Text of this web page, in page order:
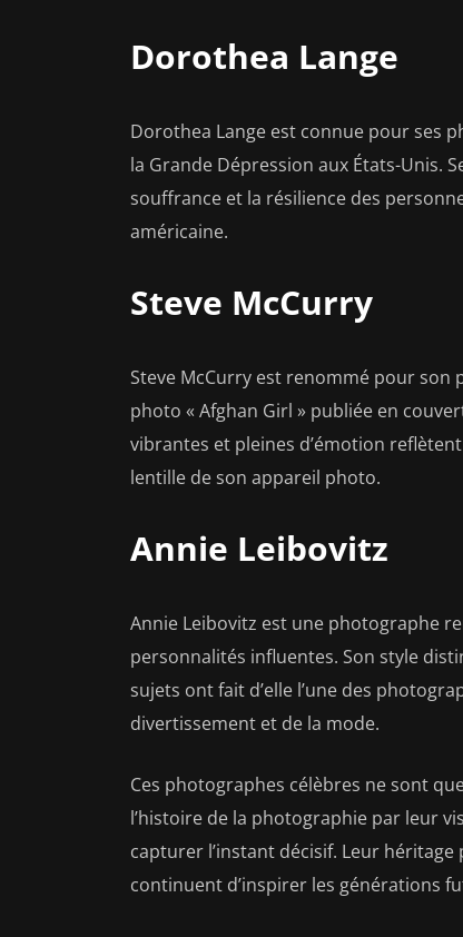
Dorothea Lange
Dorothea Lange est connue pour ses
la Grande Dépression aux États-Unis.
souffrance et la résilience des
américaine.
Steve McCurry
Steve McCurry est renommé pour
photo « Afghan Girl » publiée en
vibrantes et pleines d’émotion
lentille de son appareil photo.
Annie Leibovitz
Annie Leibovitz est une photographe
personnalités influentes. Son style
sujets ont fait d’elle l’une des
divertissement et de la mode.
Ces photographes célèbres ne sont
l’histoire de la photographie par leur
capturer l’instant décisif. Leur
continuent d’inspirer les générations